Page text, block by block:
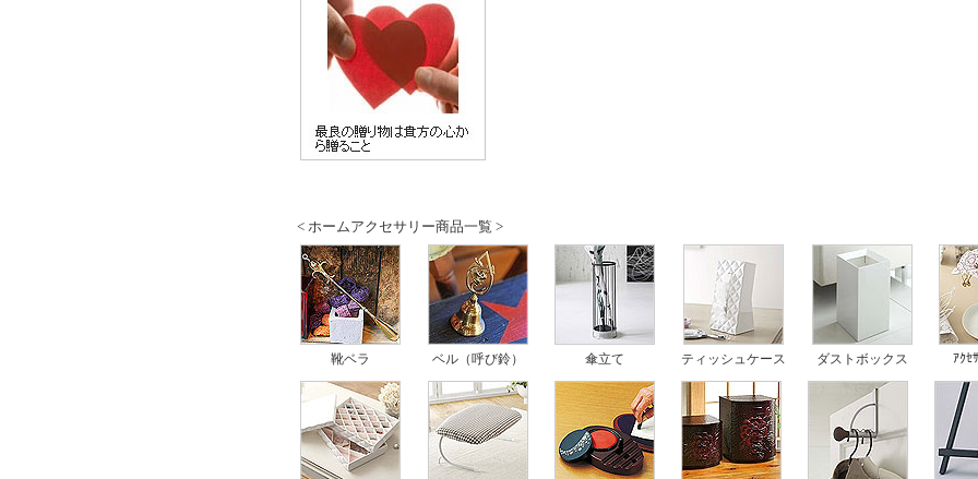
< ホームアクセサリー商品一覧 >
靴ベラ ベル（呼び鈴） 傘立て ティッシュケース ダストボックス ｱｸｾ